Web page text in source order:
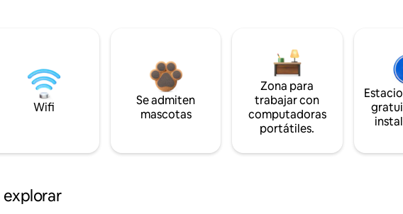
Wifi
Se admiten
mascotas
Zona para
trabajar con
computadoras
portátiles.
explorar